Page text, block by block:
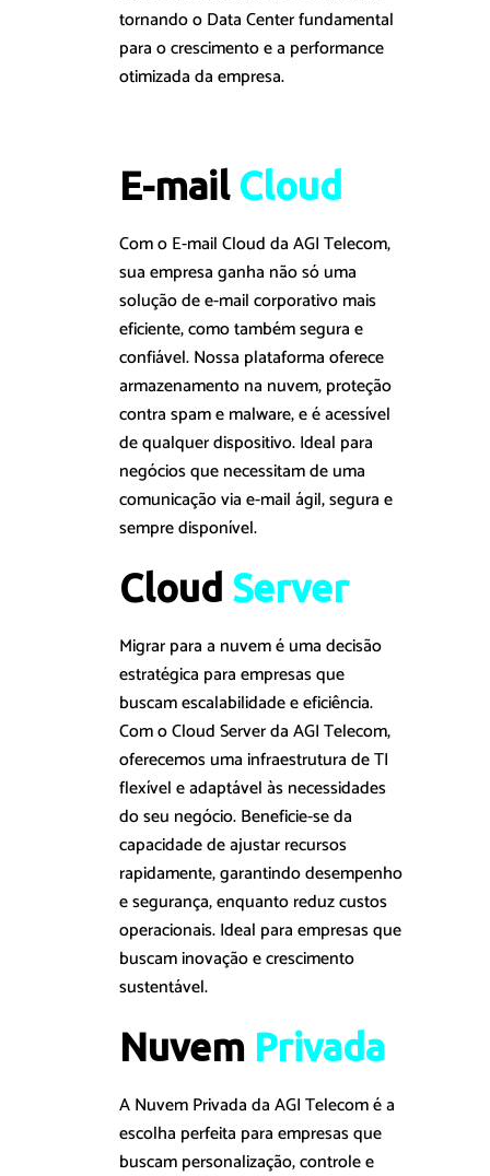
tornando o Data Center fundamental
para o crescimento e a performance
otimizada da empresa.
E-mail Cloud
Com o E-mail Cloud da AGI Telecom,
sua empresa ganha não só uma
solução de e-mail corporativo mais
eficiente, como também segura e
confiável. Nossa plataforma oferece
armazenamento na nuvem, proteção
contra spam e malware, e é acessível
de qualquer dispositivo. Ideal para
negócios que necessitam de uma
comunicação via e-mail ágil, segura e
sempre disponível.
Cloud Server
Migrar para a nuvem é uma decisão
estratégica para empresas que
buscam escalabilidade e eficiência.
Com o Cloud Server da AGI Telecom,
oferecemos uma infraestrutura de TI
flexível e adaptável às necessidades
do seu negócio. Beneficie-se da
capacidade de ajustar recursos
rapidamente, garantindo desempenho
e segurança, enquanto reduz custos
operacionais. Ideal para empresas que
buscam inovação e crescimento
sustentável.
Nuvem Privada
A Nuvem Privada da AGI Telecom é a
escolha perfeita para empresas que
buscam personalização, controle e